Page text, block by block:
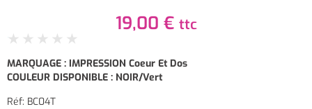
19,00 € ttc
★ ★ ★ ★ ★
MARQUAGE : IMPRESSION Coeur Et Dos
COULEUR DISPONIBLE : NOIR/Vert
Réf: BC04T